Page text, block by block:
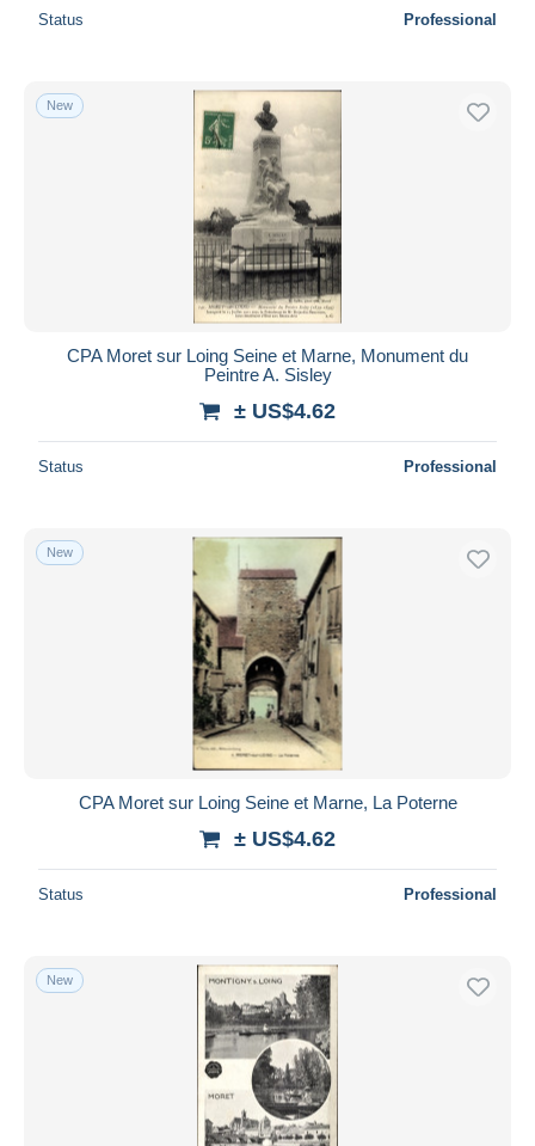
Status Professional
New
CPA Moret sur Loing Seine et Marne, Monument du
Peintre A. Sisley
± US$4.62
Status Professional
New
CPA Moret sur Loing Seine et Marne, La Poterne
± US$4.62
Status Professional
New